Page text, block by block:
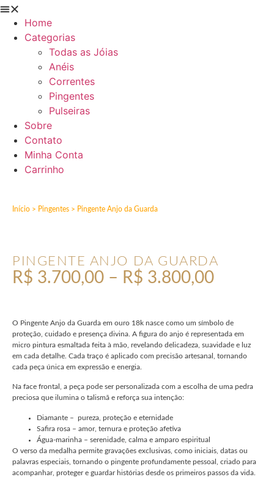
Home
Categorias
Todas as Jóias
Anéis
Correntes
Pingentes
Pulseiras
Sobre
Contato
Minha Conta
Carrinho
Início > Pingentes > Pingente Anjo da Guarda
PINGENTE ANJO DA GUARDA
R$ 3.700,00 – R$ 3.800,00
O Pingente Anjo da Guarda em ouro 18k nasce como um símbolo de
proteção, cuidado e presença divina. A figura do anjo é representada em
micro pintura esmaltada feita à mão, revelando delicadeza, suavidade e luz
em cada detalhe. Cada traço é aplicado com precisão artesanal, tornando
cada peça única em expressão e energia.
Na face frontal, a peça pode ser personalizada com a escolha de uma pedra
preciosa que ilumina o talismã e reforça sua intenção:
Diamante – pureza, proteção e eternidade
Safira rosa – amor, ternura e proteção afetiva
Água-marinha – serenidade, calma e amparo espiritual
O verso da medalha permite gravações exclusivas, como iniciais, datas ou
palavras especiais, tornando o pingente profundamente pessoal, criado para
acompanhar, proteger e guardar histórias desde os primeiros passos da vida.